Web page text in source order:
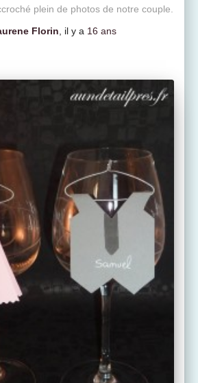
plein de photos de notre couple.
Florin , il y a 16 ans